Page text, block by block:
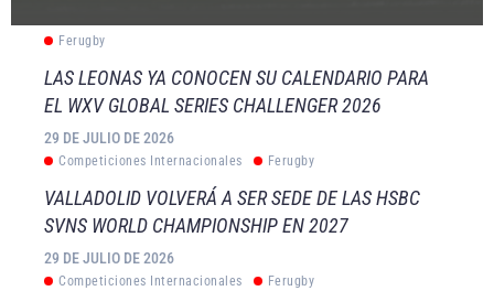
Ferugby
LAS LEONAS YA CONOCEN SU CALENDARIO PARA
EL WXV GLOBAL SERIES CHALLENGER 2026
29 DE JULIO DE 2026
Competiciones Internacionales Ferugby
VALLADOLID VOLVERÁ A SER SEDE DE LAS HSBC
SVNS WORLD CHAMPIONSHIP EN 2027
29 DE JULIO DE 2026
Competiciones Internacionales Ferugby